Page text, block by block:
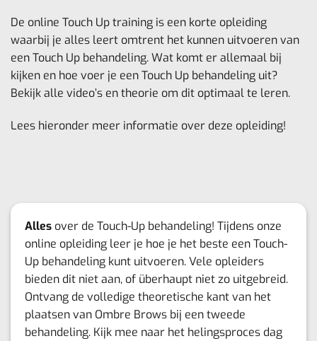
De online Touch Up training is een korte opleiding
waarbij je alles leert omtrent het kunnen uitvoeren van
een Touch Up behandeling. Wat komt er allemaal bij
kijken en hoe voer je een Touch Up behandeling uit?
Bekijk alle video’s en theorie om dit optimaal te leren.
Lees hieronder meer informatie over deze opleiding!
Alles over de Touch-Up behandeling! Tijdens onze
online opleiding leer je hoe je het beste een Touch-
Up behandeling kunt uitvoeren. Vele opleiders
bieden dit niet aan, of überhaupt niet zo uitgebreid.
Ontvang de volledige theoretische kant van het
plaatsen van Ombre Brows bij een tweede
behandeling. Kijk mee naar het helingsproces dag